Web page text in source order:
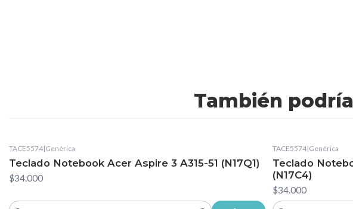
También
TACE5574|Genérica
Teclado Notebook Acer Aspire 3 A315-51 (N17Q1)
$34.000
TACE5574|Genérica
Teclado
(N17C4)
$34.000